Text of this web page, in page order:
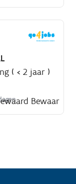
( < 2 jaar )
Bewaar